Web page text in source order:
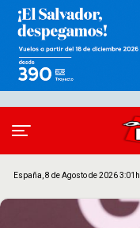
España, 8 de Agosto de 2026 3:01h